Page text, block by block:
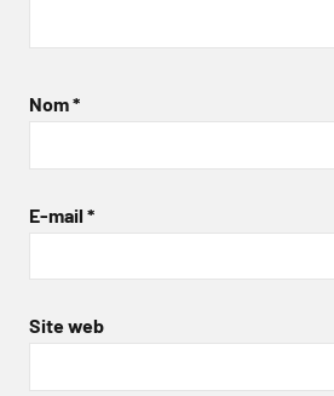
Nom*
E-mail *
Site web